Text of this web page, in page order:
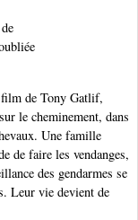
film de Tony Gatlif,
le cheminement, dans
Une famille
de faire les vendanges,
des gendarmes se
Leur vie devient de